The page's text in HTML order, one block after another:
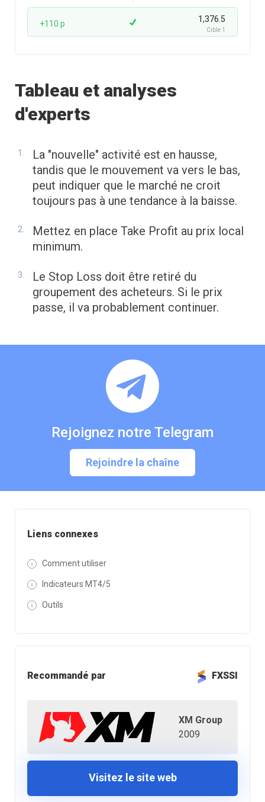
+110 p 1,376.5
Cible 1
Liens connexes
Comment utiliser
Indicateurs MT4/5
Outils
Recommandé par FXSSI
XM Group
2009
Visitez le site web
Tableau et analyses
d'experts
La "nouvelle" activité est en hausse,
tandis que le mouvement va vers le bas,
peut indiquer que le marché ne croit
toujours pas à une tendance à la baisse.
Mettez en place Take Profit au prix local
minimum.
Le Stop Loss doit être retiré du
groupement des acheteurs. Si le prix
passe, il va probablement continuer.
Rejoignez notre Telegram
Rejoindre la chaîne